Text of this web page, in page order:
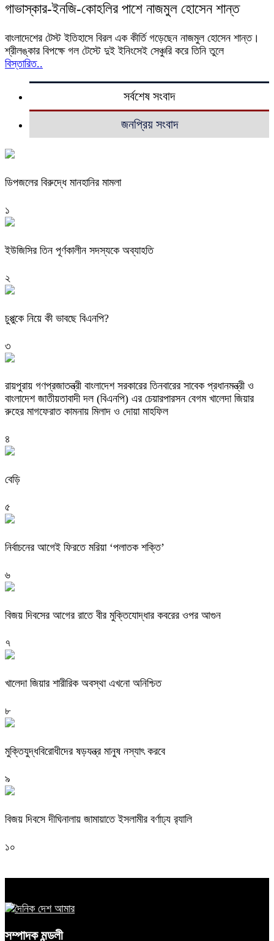
গাভাস্কার-ইনজি-কোহলির পাশে নাজমুল হোসেন শান্ত
বাংলাদেশের টেস্ট ইতিহাসে বিরল এক কীর্তি গড়েছেন নাজমুল হোসেন শান্ত।
শ্রীলঙ্কার বিপক্ষে গল টেস্টে দুই ইনিংসেই সেঞ্চুরি করে তিনি তুলে
বিস্তারিত..
সর্বশেষ সংবাদ
জনপ্রিয় সংবাদ
ডিপজলের বিরুদ্ধে মানহানির মামলা
১
ইউজিসির তিন পূর্ণকালীন সদস্যকে অব্যাহতি
২
চুপ্পুকে নিয়ে কী ভাবছে বিএনপি?
৩
রায়পুরায় গণপ্রজাতন্ত্রী বাংলাদেশ সরকারের তিনবারের সাবেক প্রধানমন্ত্রী ও
বাংলাদেশ জাতীয়তাবাদী দল (বিএনপি) এর চেয়ারপারসন বেগম খালেদা জিয়ার
রুহের মাগফেরাত কামনায় মিলাদ ও দোয়া মাহফিল
৪
বেড়ি
৫
নির্বাচনের আগেই ফিরতে মরিয়া ‘পলাতক শক্তি’
৬
বিজয় দিবসের আগের রাতে বীর মুক্তিযোদ্ধার কবরের ওপর আগুন
৭
খালেদা জিয়ার শারীরিক অবস্থা এখনো অনিশ্চিত
৮
মুক্তিযুদ্ধবিরোধীদের ষড়যন্ত্র মানুষ নস্যাৎ করবে
৯
বিজয় দিবসে দীঘিনালায় জামায়াতে ইসলামীর বর্ণাঢ্য র‍্যালি
১০
সম্পাদক মন্ডলী